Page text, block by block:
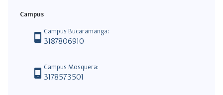
Campus
phone_android Campus Bucaramanga:
3187806910
phone_android Campus Mosquera:
3178573501